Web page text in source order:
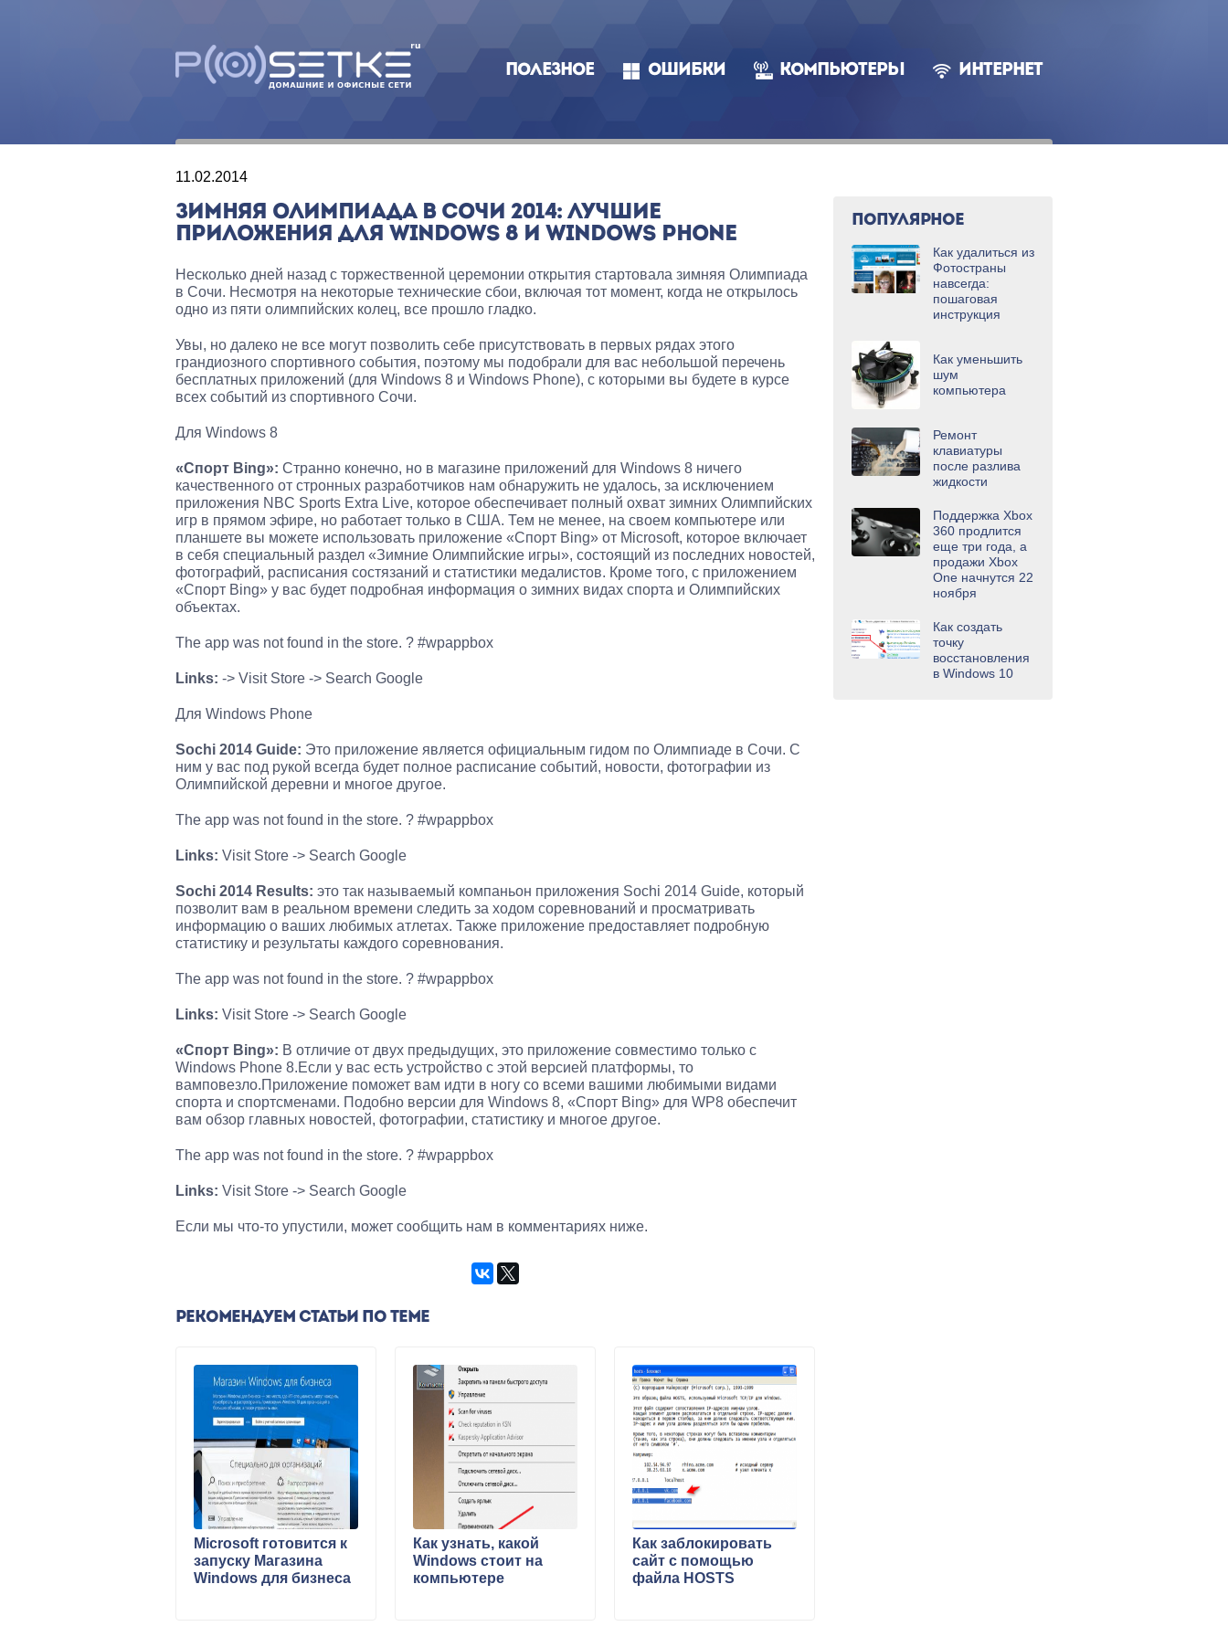
ПОЛЕЗНОЕ ОШИБКИ КОМПЬЮТЕРЫ ИНТЕРНЕТ
11.02.2014
ЗИМНЯЯ ОЛИМПИАДА В СОЧИ 2014: ЛУЧШИЕ
ПРИЛОЖЕНИЯ ДЛЯ WINDOWS 8 И WINDOWS PHONE
Несколько дней назад с торжественной церемонии открытия стартовала зимняя Олимпиада
в Сочи. Несмотря на некоторые технические сбои, включая тот момент, когда не открылось
одно из пяти олимпийских колец, все прошло гладко.
Увы, но далеко не все могут позволить себе присутствовать в первых рядах этого
грандиозного спортивного события, поэтому мы подобрали для вас небольшой перечень
бесплатных приложений (для Windows 8 и Windows Phone), с которыми вы будете в курсе
всех событий из спортивного Сочи.
Для Windows 8
«Спорт Bing»: Странно конечно, но в магазине приложений для Windows 8 ничего
качественного от стронных разработчиков нам обнаружить не удалось, за исключением
приложения NBC Sports Extra Live, которое обеспечивает полный охват зимних Олимпийских
игр в прямом эфире, но работает только в США. Тем не менее, на своем компьютере или
планшете вы можете использовать приложение «Спорт Bing» от Microsoft, которое включает
в себя специальный раздел «Зимние Олимпийские игры», состоящий из последних новостей,
фотографий, расписания состязаний и статистики медалистов. Кроме того, с приложением
«Спорт Bing» у вас будет подробная информация о зимних видах спорта и Олимпийских
объектах.
The app was not found in the store. ? #wpappbox
Links: -> Visit Store -> Search Google
Для Windows Phone
Sochi 2014 Guide: Это приложение является официальным гидом по Олимпиаде в Сочи. С
ним у вас под рукой всегда будет полное расписание событий, новости, фотографии из
Олимпийской деревни и многое другое.
The app was not found in the store. ? #wpappbox
Links: Visit Store -> Search Google
Sochi 2014 Results: это так называемый компаньон приложения Sochi 2014 Guide, который
позволит вам в реальном времени следить за ходом соревнований и просматривать
информацию о ваших любимых атлетах. Также приложение предоставляет подробную
статистику и результаты каждого соревнования.
The app was not found in the store. ? #wpappbox
Links: Visit Store -> Search Google
«Спорт Bing»: В отличие от двух предыдущих, это приложение совместимо только с
Windows Phone 8.Если у вас есть устройство с этой версией платформы, то
вамповезло.Приложение поможет вам идти в ногу со всеми вашими любимыми видами
спорта и спортсменами. Подобно версии для Windows 8, «Спорт Bing» для WP8 обеспечит
вам обзор главных новостей, фотографии, статистику и многое другое.
The app was not found in the store. ? #wpappbox
Links: Visit Store -> Search Google
Если мы что-то упустили, может сообщить нам в комментариях ниже.
РЕКОМЕНДУЕМ СТАТЬИ ПО ТЕМЕ
Microsoft готовится к
запуску Магазина
Windows для бизнеса
Как узнать, какой
Windows стоит на
компьютере
Как заблокировать
сайт с помощью
файла HOSTS
ПОПУЛЯРНОЕ
Как удалиться из
Фотостраны
навсегда:
пошаговая
инструкция
Как уменьшить
шум
компьютера
Ремонт
клавиатуры
после разлива
жидкости
Поддержка Xbox
360 продлится
еще три года, а
продажи Xbox
One начнутся 22
ноября
Как создать
точку
восстановления
в Windows 10